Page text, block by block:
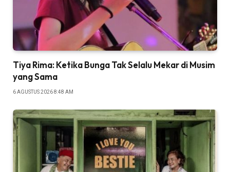
Tiya Rima: Ketika Bunga Tak Selalu Mekar di Musim
yang Sama
6 AGUSTUS 2026 8:48 AM